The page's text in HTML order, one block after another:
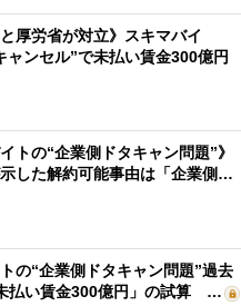
と厚労省が対立》スキマバイ
ャンセル”で未払い賃金300億円
イトの“企業側ドタキャン問題”》
した解約可能事由は「企業側…
の“企業側ドタキャン問題”過去
払い賃金300億円」の試算 …